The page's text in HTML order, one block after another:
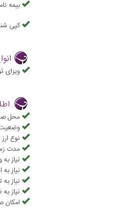
بیمه
کپی
ویزای
محل
وضعیت
نوع
مدت
نیاز
نیاز
نیاز
نیاز
امکان